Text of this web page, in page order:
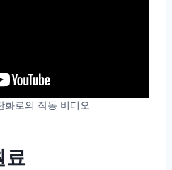
화로의 작동 비디오
료